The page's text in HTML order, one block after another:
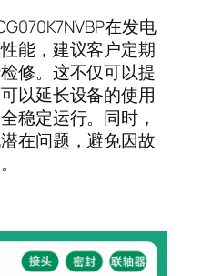
在发电
能，建议客户定期
修。这不仅可以提
以延长设备的使用
稳定运行。同时，
在问题，避免因故